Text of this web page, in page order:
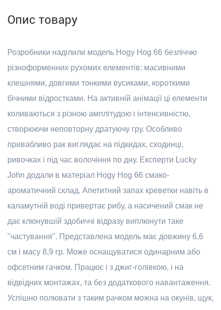
Опис товару
Розробники наділили модель Hogy Hog 66 безліччю
різноформенних рухомих елементів: масивними
клешнями, довгими тонкими вусиками, короткими
бічними відростками. На активній анімації ці елементи
коливаються з різною амплітудою і інтенсивністю,
створюючи неповторну дратуючу гру. Особливо
привабливо рак виглядає на підкидах, сходинці,
ривочках і під час волочіння по дну. Експерти Lucky
John додали в матеріал Hogy Hog 66 смако-
ароматичний склад. Апетитний запах креветки навіть в
каламутній воді привертає рибу, а насичений смак не
дає клюнувшій здобиччі відразу виплюнути таке
"частування". Представлена модель має довжину 6,6
см і масу 8,9 гр. Може оснащуватися одинарним або
офсетним гачком. Працює і з джиг-голівкою, і на
відвідних монтажах, та без додаткового навантаження.
Успішно полювати з таким рачком можна на окунів, щук,